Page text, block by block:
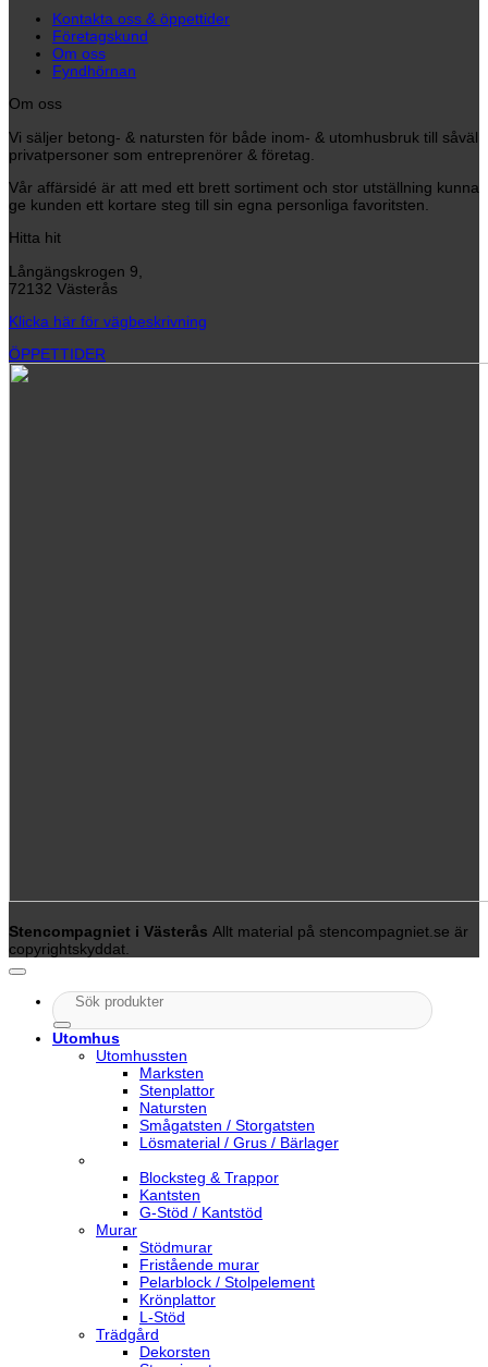
Kontakta oss & öppettider
Företagskund
Om oss
Fyndhörnan
Om oss
Vi säljer betong- & natursten för både inom- & utomhusbruk till såväl
privatpersoner som entreprenörer & företag.
Vår affärsidé är att med ett brett sortiment och stor utställning kunna
ge kunden ett kortare steg till sin egna personliga favoritsten.
Hitta hit
Långängskrogen 9,
72132 Västerås
Klicka här för vägbeskrivning
ÖPPETTIDER
Stencompagniet i Västerås Allt material på stencompagniet.se är
copyrightskyddat.
Sök
efter:
Utomhus
Utomhussten
Marksten
Stenplattor
Natursten
Smågatsten / Storgatsten
Lösmaterial / Grus / Bärlager
Blocksteg & Trappor
Kantsten
G-Stöd / Kantstöd
Murar
Stödmurar
Fristående murar
Pelarblock / Stolpelement
Krönplattor
L-Stöd
Trädgård
Dekorsten